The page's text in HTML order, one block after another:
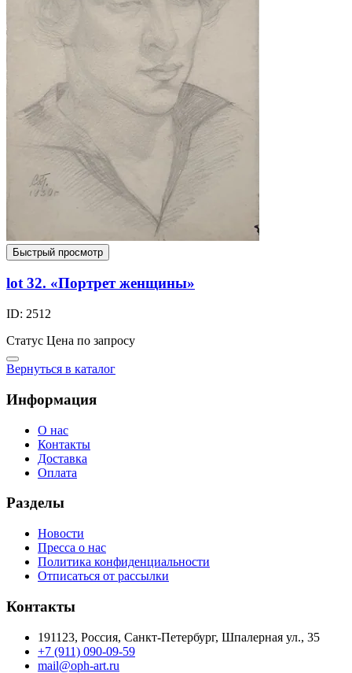
Быстрый просмотр
lot 32. «Портрет женщины»
ID: 2512
Статус Цена по запросу
Вернуться в каталог
Информация
О нас
Контакты
Доставка
Оплата
Разделы
Новости
Пресса о нас
Политика конфиденциальности
Отписаться от рассылки
Контакты
191123, Россия, Санкт-Петербург, Шпалерная ул., 35
+7 (911) 090-09-59
mail@oph-art.ru